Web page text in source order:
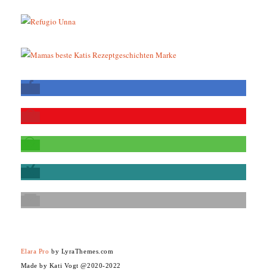
Elara Pro by LyraThemes.com
Made by Kati Vogt @2020-2022